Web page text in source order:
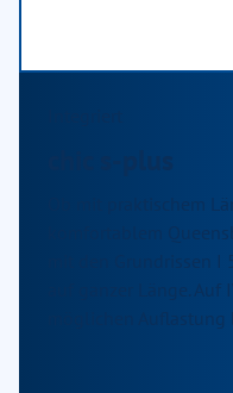
Ob mit praktischem
komfortablem
mit den Grundrissen I
auf ganzer Länge.
möglichen Auflastung